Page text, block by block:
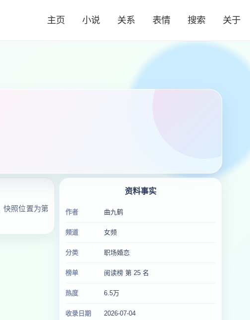
主页 小说 关系 表情 搜索 关于
快照位置为第
资料事实
作者 曲九鹤
频道 女频
分类 职场婚恋
榜单 阅读榜 第 25 名
热度 6.5万
收录日期 2026-07-04